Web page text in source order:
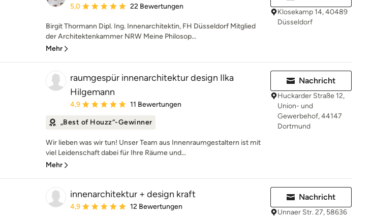
Durchschnittliche Bewertung: 5 von 5 Sternen
5,0 22 Bewertungen
Birgit Thormann Dipl. Ing. Innenarchitektin, FH Düsseldorf Mitglied
der Architektenkammer NRW Meine Philosop...
Mehr
Klosekamp 14, 40489
Düsseldorf
raumgespür innenarchitektur design Ilka
Hilgemann
Durchschnittliche Bewertung: 4.9 von 5 Sternen
4,9 11 Bewertungen
„Best of Houzz“-Gewinner
Wir lieben was wir tun! Unser Team aus Innenraumgestaltern ist mit
viel Leidenschaft dabei für Ihre Räume und...
Mehr
Nachricht
Huckarder Straße 12,
Union- und
Gewerbehof, 44147
Dortmund
innenarchitektur + design kraft
Durchschnittliche Bewertung: 4.9 von 5 Sternen
4,9 12 Bewertungen
Nachricht
Unnaer Str. 27, 58636